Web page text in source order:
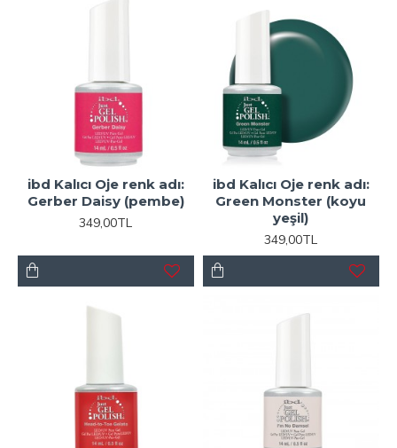
ibd Kalıcı Oje renk adı:
Gerber Daisy (pembe)
349,00TL
ibd Kalıcı Oje renk adı:
Green Monster (koyu
yeşil)
349,00TL